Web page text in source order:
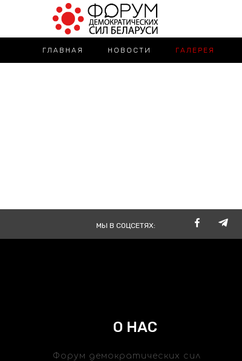
ГЛАВНАЯ НОВОСТИ ГАЛЕРЕЯ
МЫ В СОЦСЕТЯХ:
О НАС
Форум демократических сил